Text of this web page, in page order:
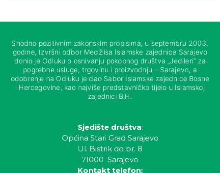
Shodno pozitivnim zakonskim propisima, u septembru 2003.
godine, Izvršni odbor Medžlisa Islamske zajednice Sarajevo
donio je Odluku o osnivanju pokopnog društva „Jedileri“ za
pogrebne usluge, trgovinu i proizvodnju – Sarajevo, a
odobrenje na Odluku je dao Sabor Islamske zajednice Bosne
i Hercegovine, kao najviše predstavničko tijelo u Islamskoj
zajednici BiH.
Sjedište društva:
Općina Stari Grad Sarajevo
Ul. Bistrik do br. 8
71000 Sarajevo
Kontakt telefon: